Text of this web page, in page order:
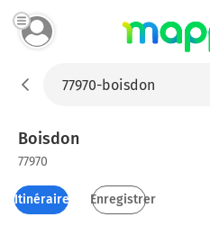
Boisdon
77970
Itinéraires Enregistrer